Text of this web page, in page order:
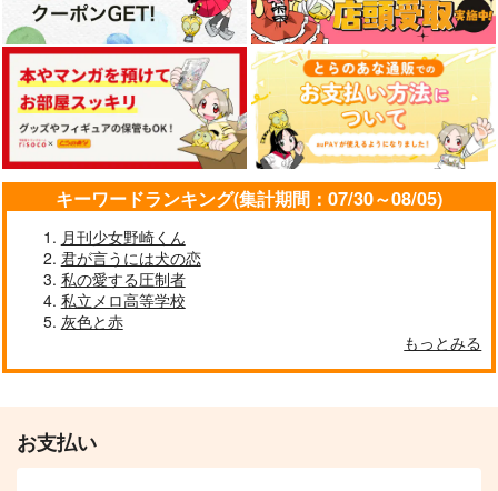
カート カート カート
花の妖精とオオカミく
刀剣乱舞
水心子正秀×源清麿
サンプル
紫髪の可愛い子
専売 472円（税込）
サンプル
なつびより
刀剣乱舞
サンプル
キーワードランキング(集計期間：07/30～08/05)
月刊少女野崎くん
君が言うには犬の恋
私の愛する圧制者
私立メロ高等学校
灰色と赤
もっとみる
お支払い